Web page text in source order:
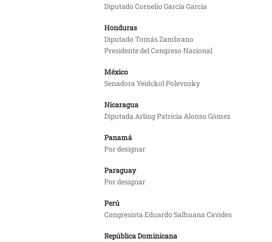
Diputado Cornelio García García
Honduras
Diputado Tomás Zambrano
Presidente del Congreso Nacional
México
Senadora Yeidckol Polevnsky
Nicaragua
Diputada Arling Patricia Alonso Gómez
Panamá
Por designar
Paraguay
Por designar
Perú
Congresista Eduardo Salhuana Cavides
República Dominicana